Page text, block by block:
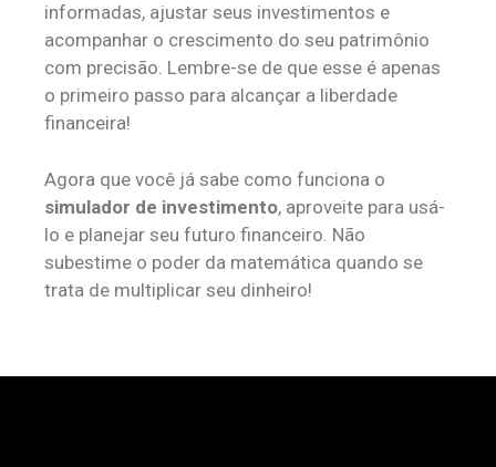
informadas, ajustar seus investimentos e
acompanhar o crescimento do seu patrimônio
com precisão. Lembre-se de que esse é apenas
o primeiro passo para alcançar a liberdade
financeira!
Agora que você já sabe como funciona o
simulador de investimento, aproveite para usá-
lo e planejar seu futuro financeiro. Não
subestime o poder da matemática quando se
trata de multiplicar seu dinheiro!